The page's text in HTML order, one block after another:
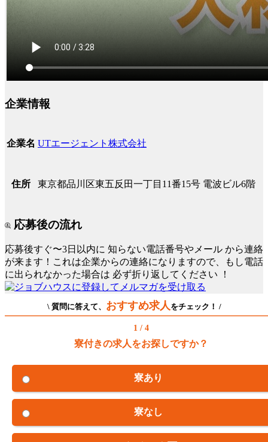
企業情報
企業名 UTエージェント株式会社
住所 東京都品川区東五反田一丁目11番15号 電波ビル6階
応募後の流れ
応募後すぐ〜3日以内に 知らない電話番号やメール から連絡
が来ます！これは企業からの連絡になりますので、もし電話
に出られなかった場合は 必ず折り返してください ！
\ 質問に答えて、 おすすめ求人をチェック！ /
1 / 4
寮付きの求人をお探しですか？
寮あり
寮なし